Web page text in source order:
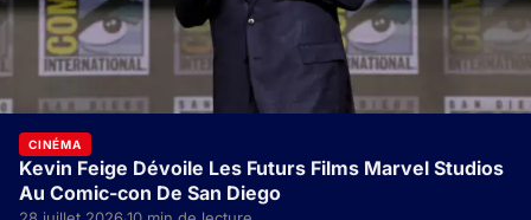
CINÉMA
Kevin Feige Dévoile Les Futurs Films Marvel Studios
Au Comic-con De San Diego